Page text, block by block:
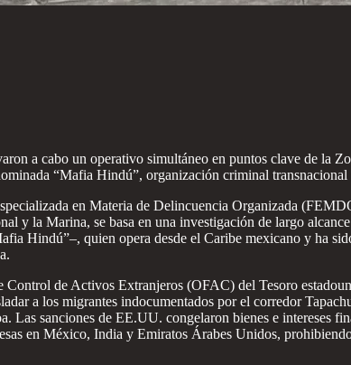
a cabo un operativo simultáneo en puntos clave de la
“Mafia Hindú”, organización criminal
en Materia de Delincuencia Organizada
y la Marina, se basa en una investigación de largo
Hindú”–, quien opera desde el Caribe mexicano y ha
de Activos Extranjeros (OFAC) del Tesoro
a los migrantes indocumentados por el corredor
Las sanciones de EE.UU. congelaron bienes e intereses
en México, India y Emiratos Árabes Unidos,